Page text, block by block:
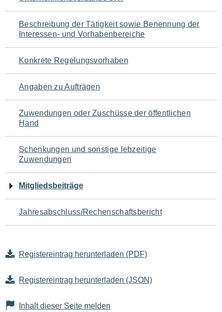
für
den
Seiteninhalt
Beschreibung der Tätigkeit sowie Benennung der
Interessen- und Vorhabenbereiche
Konkrete Regelungsvorhaben
Angaben zu Aufträgen
Zuwendungen oder Zuschüsse der öffentlichen
Hand
Schenkungen und sonstige lebzeitige
Zuwendungen
Mitgliedsbeiträge
Jahresabschluss/Rechenschaftsbericht
Registereintrag herunterladen (PDF)
Registereintrag herunterladen (JSON)
Inhalt dieser Seite melden